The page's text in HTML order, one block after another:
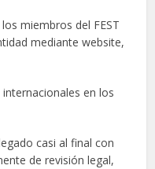
miembros del FEST
mediante website,
en los
casi al final con
de revisión legal,